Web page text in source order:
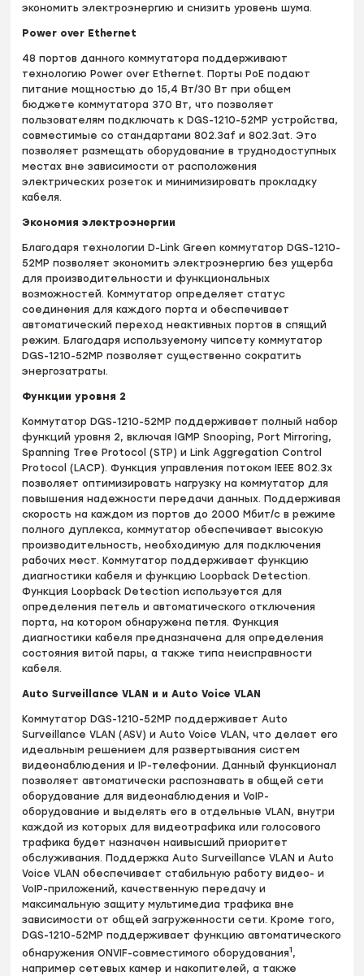
экономить электроэнергию и снизить уровень шума.
Power over Ethernet
48 портов данного коммутатора поддерживают
технологию Power over Ethernet. Порты PoE подают
питание мощностью до 15,4 Вт/30 Вт при общем
бюджете коммутатора 370 Вт, что позволяет
пользователям подключать к DGS-1210-52MP устройства,
совместимые со стандартами 802.3af и 802.3at. Это
позволяет размещать оборудование в труднодоступных
местах вне зависимости от расположения
электрических розеток и минимизировать прокладку
кабеля.
Экономия электроэнергии
Благодаря технологии D-Link Green коммутатор DGS-1210-
52MP позволяет экономить электроэнергию без ущерба
для производительности и функциональных
возможностей. Коммутатор определяет статус
соединения для каждого порта и обеспечивает
автоматический переход неактивных портов в спящий
режим. Благодаря используемому чипсету коммутатор
DGS-1210-52MP позволяет существенно сократить
энергозатраты.
Функции уровня 2
Коммутатор DGS-1210-52MP поддерживает полный набор
функций уровня 2, включая IGMP Snooping, Port Mirroring,
Spanning Tree Protocol (STP) и Link Aggregation Control
Protocol (LACP). Функция управления потоком IEEE 802.3x
позволяет оптимизировать нагрузку на коммутатор для
повышения надежности передачи данных. Поддерживая
скорость на каждом из портов до 2000 Мбит/с в режиме
полного дуплекса, коммутатор обеспечивает высокую
производительность, необходимую для подключения
рабочих мест. Коммутатор поддерживает функцию
диагностики кабеля и функцию Loopback Detection.
Функция Loopback Detection используется для
определения петель и автоматического отключения
порта, на котором обнаружена петля. Функция
диагностики кабеля предназначена для определения
состояния витой пары, а также типа неисправности
кабеля.
Auto Surveillance VLAN и и Auto Voice VLAN
Коммутатор DGS-1210-52MP поддерживает Auto
Surveillance VLAN (ASV) и Auto Voice VLAN, что делает его
идеальным решением для развертывания систем
видеонаблюдения и IP-телефонии. Данный функционал
позволяет автоматически распознавать в общей сети
оборудование для видеонаблюдения и VoIP-
оборудование и выделять его в отдельные VLAN, внутри
каждой из которых для видеотрафика или голосового
трафика будет назначен наивысший приоритет
обслуживания. Поддержка Auto Surveillance VLAN и Auto
Voice VLAN обеспечивает стабильную работу видео- и
VoIP-приложений, качественную передачу и
максимальную защиту мультимедиа трафика вне
зависимости от общей загруженности сети. Кроме того,
DGS-1210-52MP поддерживает функцию автоматического
обнаружения ONVIF-совместимого оборудования1,
например сетевых камер и накопителей, а также